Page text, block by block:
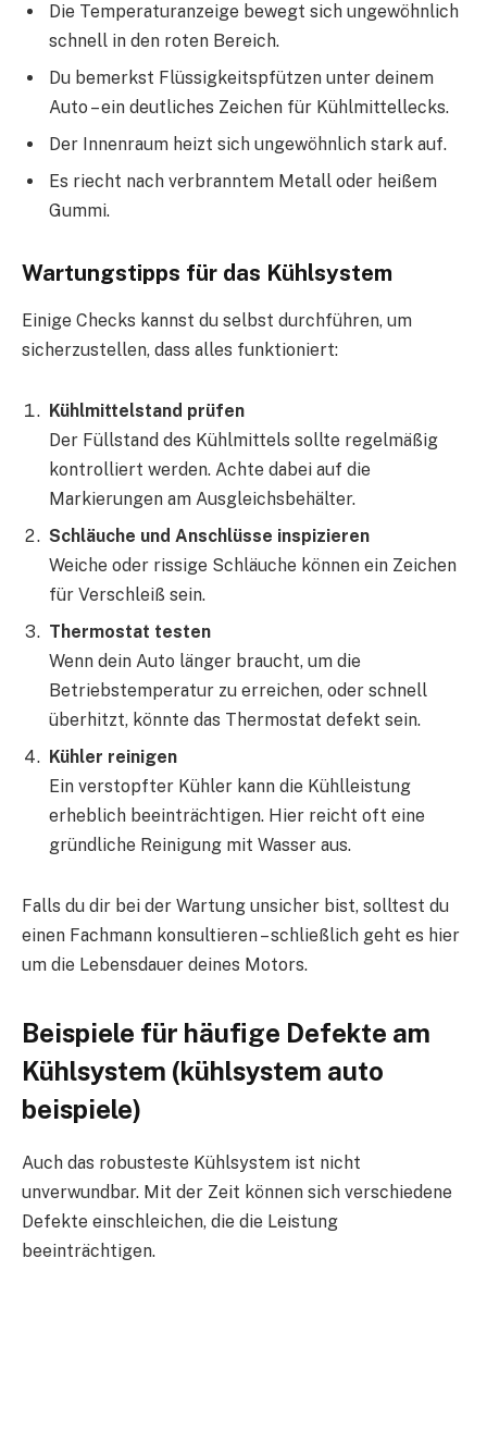
Die Temperaturanzeige bewegt sich ungewöhnlich
schnell in den roten Bereich.
Du bemerkst Flüssigkeitspfützen unter deinem
Auto – ein deutliches Zeichen für Kühlmittellecks.
Der Innenraum heizt sich ungewöhnlich stark auf.
Es riecht nach verbranntem Metall oder heißem
Gummi.
Wartungstipps für das Kühlsystem
Einige Checks kannst du selbst durchführen, um
sicherzustellen, dass alles funktioniert:
Kühlmittelstand prüfen
Der Füllstand des Kühlmittels sollte regelmäßig
kontrolliert werden. Achte dabei auf die
Markierungen am Ausgleichsbehälter.
Schläuche und Anschlüsse inspizieren
Weiche oder rissige Schläuche können ein Zeichen
für Verschleiß sein.
Thermostat testen
Wenn dein Auto länger braucht, um die
Betriebstemperatur zu erreichen, oder schnell
überhitzt, könnte das Thermostat defekt sein.
Kühler reinigen
Ein verstopfter Kühler kann die Kühlleistung
erheblich beeinträchtigen. Hier reicht oft eine
gründliche Reinigung mit Wasser aus.
Falls du dir bei der Wartung unsicher bist, solltest du
einen Fachmann konsultieren – schließlich geht es hier
um die Lebensdauer deines Motors.
Beispiele für häufige Defekte am
Kühlsystem (kühlsystem auto
beispiele)
Auch das robusteste Kühlsystem ist nicht
unverwundbar. Mit der Zeit können sich verschiedene
Defekte einschleichen, die die Leistung
beeinträchtigen.